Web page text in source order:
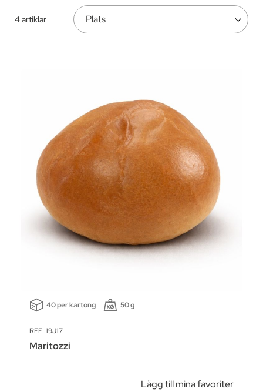
4artiklar
40 per kartong 50 g
REF: 19J17
Maritozzi
Lägg till mina favoriter